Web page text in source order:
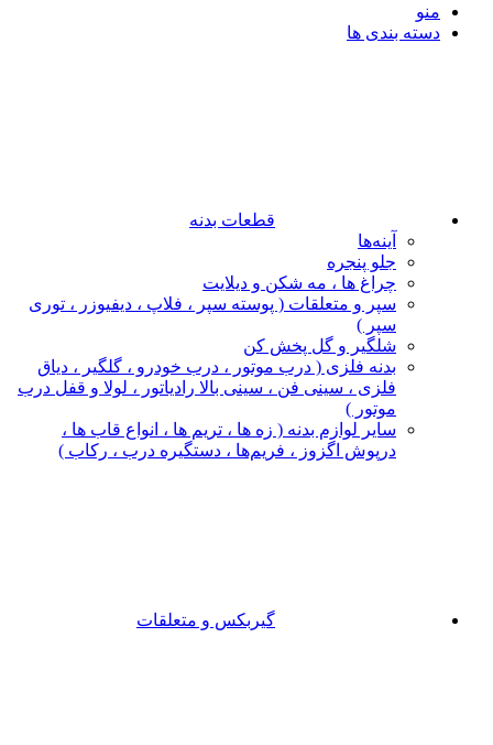
منو
دسته بندی ها
قطعات بدنه
آینه‌ها
جلو پنجره
چراغ‌ ها ، مه‌ شکن و دیلایت
سپر و متعلقات ( پوسته سپر ، فلاپ ، دیفیوزر ، توری
سپر )
شلگیر و گل‌ پخش‌ کن
بدنه فلزی ( درب موتور ، درب خودرو ، گلگیر ، دیاق
فلزی ، سینی فن ، سینی بالا رادیاتور ، لولا و قفل درب
موتور )
سایر لوازم بدنه ( زه ها ، تریم ها ، انواع قاب ها ،
درپوش اگزوز ، فریم‌ها ، دستگیره درب ، رکاب )
گیربکس و متعلقات